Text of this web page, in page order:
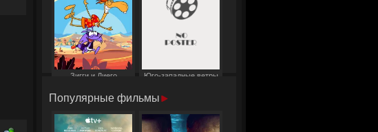
Зигги и Диего Юго-западные ветры
Популярные фильмы